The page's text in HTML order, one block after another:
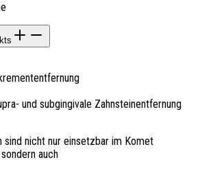
und subgingivale Zahnsteinentfernung
sind nicht nur einsetzbar im Komet
auch